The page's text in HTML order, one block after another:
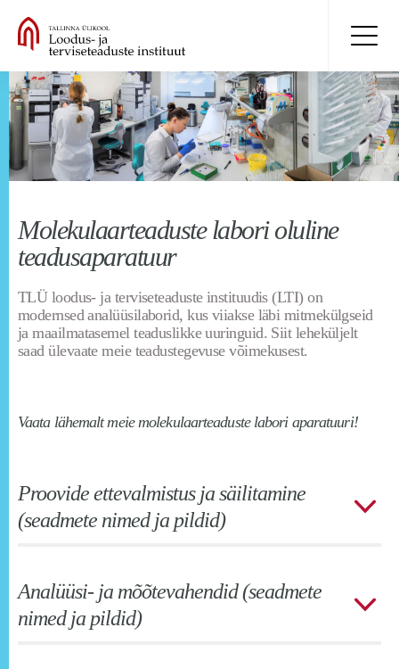
Molekulaarteaduste labori oluline
teadusaparatuur
TLÜ loodus- ja terviseteaduste instituudis (LTI) on
modernsed analüüsilaborid, kus viiakse läbi mitmekülgseid
ja maailmatasemel teaduslikke uuringuid. Siit leheküljelt
saad ülevaate meie teadustegevuse võimekusest.
Vaata lähemalt meie molekulaarteaduste labori aparatuuri!
Proovide ettevalmistus ja säilitamine
(seadmete nimed ja pildid)
Analüüsi- ja mõõtevahendid (seadmete
nimed ja pildid)